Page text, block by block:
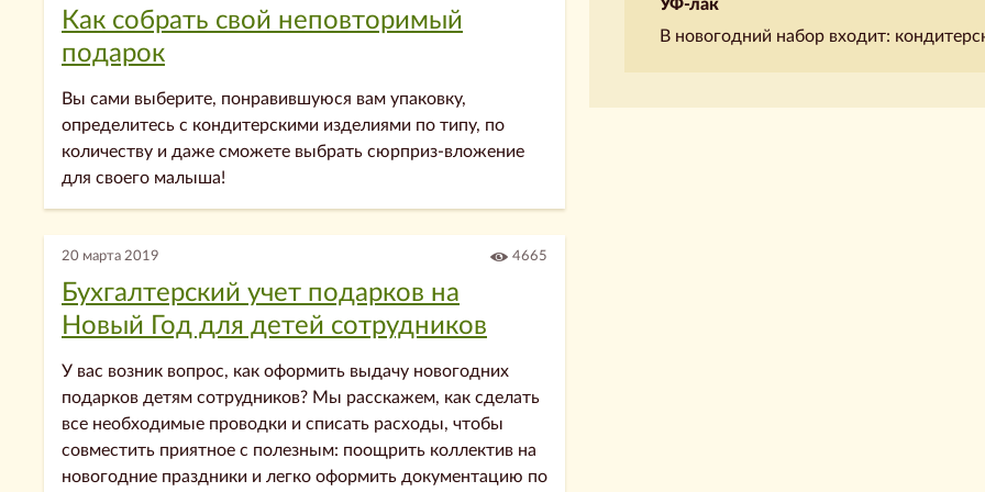
УФ-лак
В новогодний набор входит:
Как собрать свой неповторимый
подарок
Вы сами выберите, понравившуюся вам упаковку,
определитесь с кондитерскими изделиями по типу, по
количеству и даже сможете выбрать сюрприз-вложение
для своего малыша!
20 марта 2019 4665
Бухгалтерский учет подарков на
Новый Год для детей сотрудников
У вас возник вопрос, как оформить выдачу новогодних
подарков детям сотрудников? Мы расскажем, как сделать
все необходимые проводки и списать расходы, чтобы
совместить приятное с полезным: поощрить коллектив на
новогодние праздники и легко оформить документацию по